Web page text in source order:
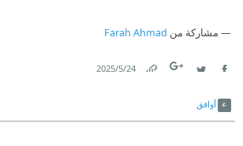
مشاركة من Farah Ahmad
24‏/5‏/2025
أوافق